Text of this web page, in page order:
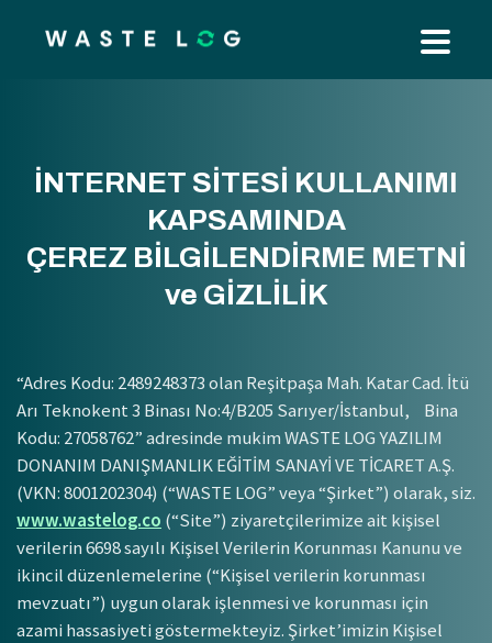
İNTERNET SİTESİ KULLANIMI
KAPSAMINDA
ÇEREZ BİLGİLENDİRME METNİ
ve GİZLİLİK
“Adres Kodu: 2489248373 olan Reşitpaşa Mah. Katar Cad. İtü
Arı Teknokent 3 Binası No:4/B205 Sarıyer/İstanbul, Bina
Kodu: 27058762” adresinde mukim WASTE LOG YAZILIM
DONANIM DANIŞMANLIK EĞİTİM SANAYİ VE TİCARET A.Ş.
(VKN: 8001202304) (“WASTE LOG” veya “Şirket”) olarak, siz.
www.wastelog.co (“Site”) ziyaretçilerimize ait kişisel
verilerin 6698 sayılı Kişisel Verilerin Korunması Kanunu ve
ikincil düzenlemelerine (“Kişisel verilerin korunması
mevzuatı”) uygun olarak işlenmesi ve korunması için
azami hassasiyeti göstermekteyiz. Şirket’imizin Kişisel